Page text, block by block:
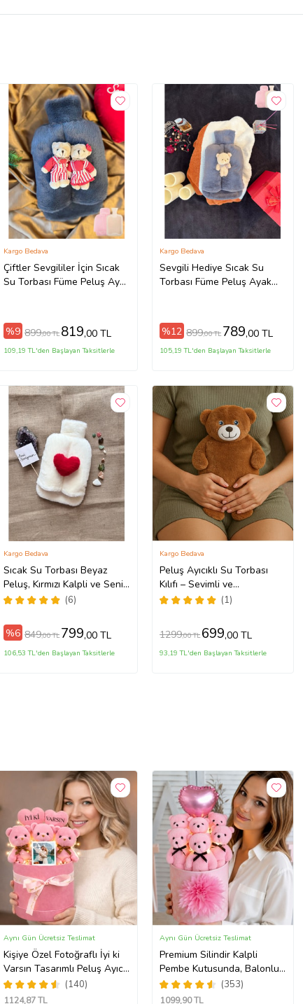
Çiftler Sevgililer İçin Sıcak
Su Torbası Füme Peluş Ayak
Kargo Bedava
%9 899,00 TL 819,00 TL
109,19 TL'den Başlayan Taksitlerle
Sevgili Hediye Sıcak Su
Torbası Füme Peluş Ayak
Kargo Bedava
%12 899,00 TL 789,00 TL
105,19 TL'den Başlayan Taksitlerle
Sıcak Su Torbası Beyaz
Peluş, Kırmızı Kalpli ve Seni
Seviyorum Notu İle Beraber
Torbası Ayak Isıtıcı
(6)
Kargo Bedava
%6 849,00 TL 799,00 TL
106,53 TL'den Başlayan Taksitlerle
Peluş Ayıcıklı Su Torbası
Kılıfı – Sevimli ve
Fonksiyonel Kış Yardımcısı
(1)
Kargo Bedava
1299,00 TL 699,00 TL
93,19 TL'den Başlayan Taksitlerle
Kişiye Özel Fotoğraflı İyi ki
Varsın Tasarımlı Peluş Ayıcık
Buketi (Pembe)(140)
Aynı Gün Ücretsiz Teslimat
1124,87 TL
Premium Silindir Kalpli
Pembe Kutusunda, Balonlu
LED Işıklı 6’lı Pembe Ayıcık
Buketi Arkadaşa Sevgiliye
(353)
Aynı Gün Ücretsiz Teslimat
1099,90 TL